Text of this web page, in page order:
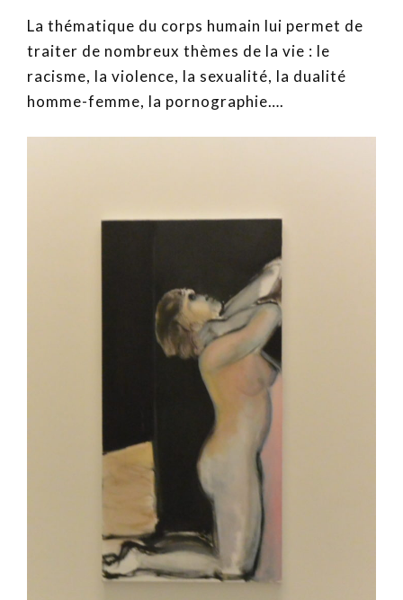
La thématique du corps humain lui permet de
traiter de nombreux thèmes de la vie : le
racisme, la violence, la sexualité, la dualité
homme-femme, la pornographie….